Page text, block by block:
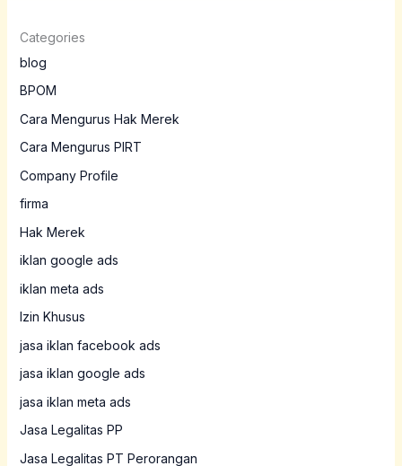
Categories
blog
BPOM
Cara Mengurus Hak Merek
Cara Mengurus PIRT
Company Profile
firma
Hak Merek
iklan google ads
iklan meta ads
Izin Khusus
jasa iklan facebook ads
jasa iklan google ads
jasa iklan meta ads
Jasa Legalitas PP
Jasa Legalitas PT Perorangan